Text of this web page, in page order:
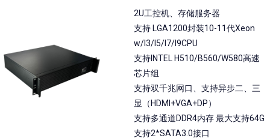
2U工控机、存储服务器
支持 LGA1200封装10-11代Xeon
w/I3/I5/I7/I9CPU
支持INTEL H510/B560/W580高速
芯片组
支持双千兆网口、支持异步二、三
显（HDMI+VGA+DP）
支持多通道DDR4内存 最大支持64G
支持2*SATA3.0接口